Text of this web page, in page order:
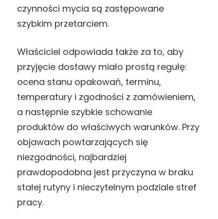
czynności mycia są zastępowane
szybkim przetarciem.
Właściciel odpowiada także za to, aby
przyjęcie dostawy miało prostą regułę:
ocena stanu opakowań, terminu,
temperatury i zgodności z zamówieniem,
a następnie szybkie schowanie
produktów do właściwych warunków. Przy
objawach powtarzających się
niezgodności, najbardziej
prawdopodobna jest przyczyna w braku
stałej rutyny i nieczytelnym podziale stref
pracy.